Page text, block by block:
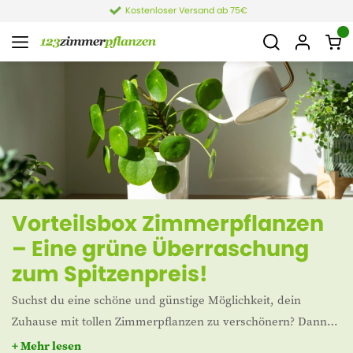
Kostenloser Versand ab 75€
Vorteilsbox Zimmerpflanzen
– Eine grüne Überraschung
zum Spitzenpreis!
Suchst du eine schöne und günstige Möglichkeit, dein
Zuhause mit tollen Zimmerpflanzen zu verschönern? Dann
entdecke unsere Pflanzenbox! In dieser Überraschungsbox
+ Mehr lesen